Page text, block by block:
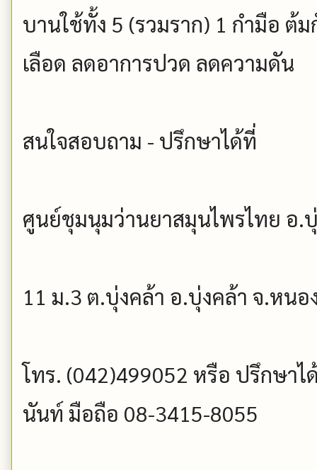
บานใช้ทั้ง 5 (รวมราก) 1 กำมือ ต้
เลือด ลดอาการปวด ลดความดัน
สนใจสอบถาม - ปรึกษาได้ที่
ศูนย์ชุมนุมว่านยาสมุนไพรไทย อ.
11 ม.3 ต.บุ่งคล้า อ.บุ่งคล้า จ.หนอ
โทร. (042)499052 หรือ ปรึกษา
นันท์ มือถือ 08-3415-8055